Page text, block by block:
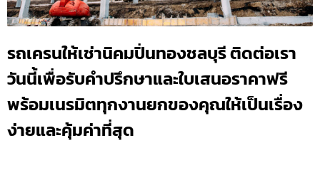
รถเครนให้เช่านิคมปิ่นทองชลบุรี ติดต่อเรา
วันนี้เพื่อรับคำปรึกษาและใบเสนอราคาฟรี
พร้อมเนรมิตทุกงานยกของคุณให้เป็นเรื่อง
ง่ายและคุ้มค่าที่สุด